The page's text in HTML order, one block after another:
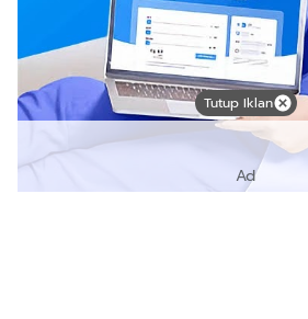
Tutup Iklan
Ad